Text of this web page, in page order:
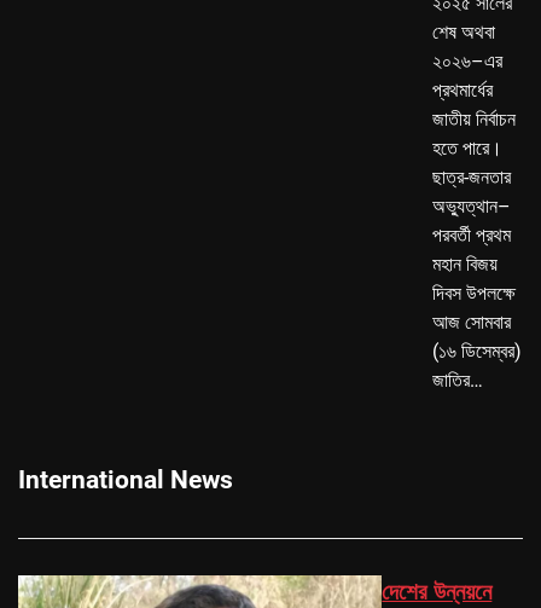
শেষ অথবা
২০২৬–এর
প্রথমার্ধের
জাতীয় নির্বাচন
হতে পারে।
ছাত্র-জনতার
অভ্যুত্থান–
পরবর্তী প্রথম
মহান বিজয়
দিবস উপলক্ষে
আজ সোমবার
(১৬ ডিসেম্বর)
জাতির…
International News
দেশের উন্নয়নে